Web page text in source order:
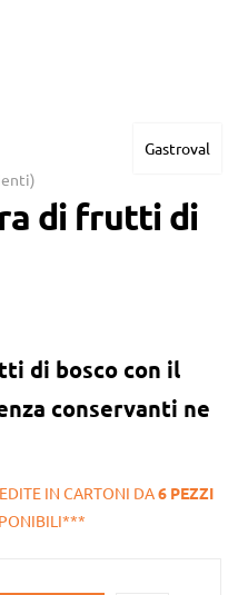
Gastroval
di frutti di
di bosco con il
conservanti ne
IN CARTONI DA6 PEZZI